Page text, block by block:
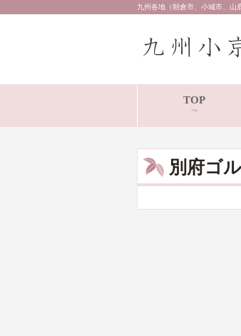
九州各地（朝倉市、小城市、山
TOP
top
別府ゴ